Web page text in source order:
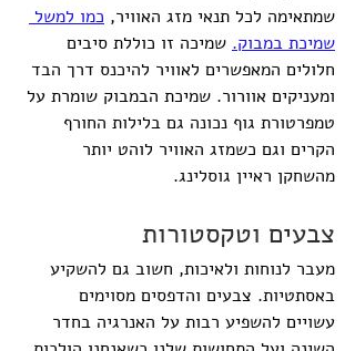
שמתאימה לכל תנאי מזג האוויר, כמו למשל
שמיכת במבוק. שמיכה זו כוללת סיבים
חלולים המאפשרים לאוויר להיכנס דרך הבד
ומעניקים אוורור. שמיכת הבמבוק שומרת על
טמפרטורת גוף נכונה גם בלילות החורף
הקרים וגם כשמזג האוויר לוהט יותר
מהשחקן ראיין גוסלינג.
צבעים וטקסטורות
מעבר לנוחות ולאיכות, חשוב גם להשקיע
באסתטיות. צבעים והדפסים מסוימים
עשויים להשפיע רבות על האנרגיה בחדר